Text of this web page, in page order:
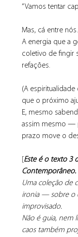
“Vamos tentar
Mas, cá entre
A energia que a
coletivo de fingir
refações.
(A
que o próximo
E, mesmo
assim mesmo —
prazo move o
Este é o texto 3
Contemporâneo.
Uma coleção de
ironia — sobre o
improvisado.
Não é guia, nem
caos também